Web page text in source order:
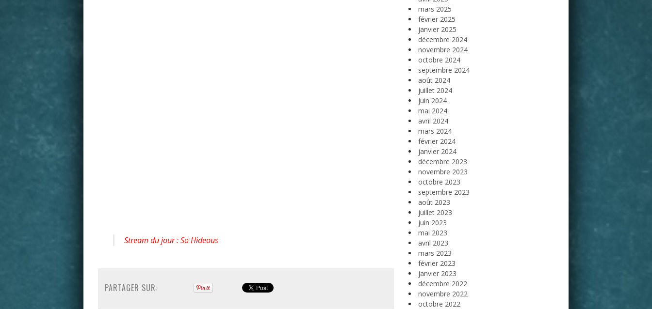
Stream du jour : So Hideous
PARTAGER SUR:
mars 2025
février 2025
janvier 2025
décembre 2024
novembre 2024
octobre 2024
septembre 2024
août 2024
juillet 2024
juin 2024
mai 2024
avril 2024
mars 2024
février 2024
janvier 2024
décembre 2023
novembre 2023
octobre 2023
septembre 2023
août 2023
juillet 2023
juin 2023
mai 2023
avril 2023
mars 2023
février 2023
janvier 2023
décembre 2022
novembre 2022
octobre 2022